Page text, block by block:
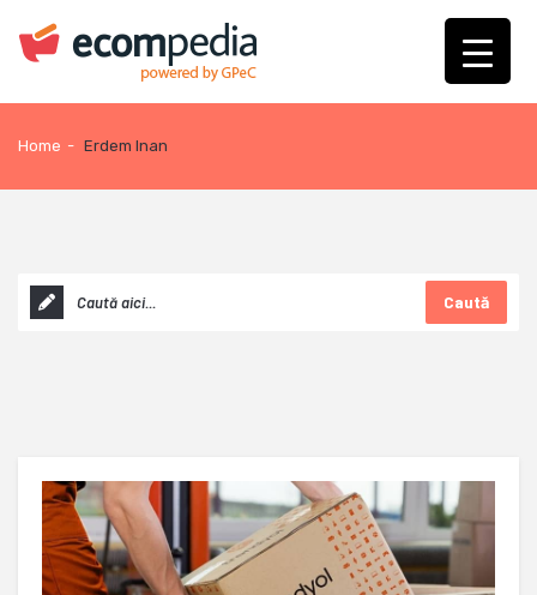
Home - Erdem Inan
Caută